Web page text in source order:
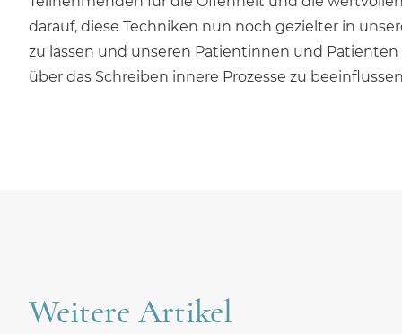
darauf, diese Techniken nun noch gezielter in
zu lassen und unseren Patientinnen und
über das Schreiben innere Prozesse zu
Weitere Artikel